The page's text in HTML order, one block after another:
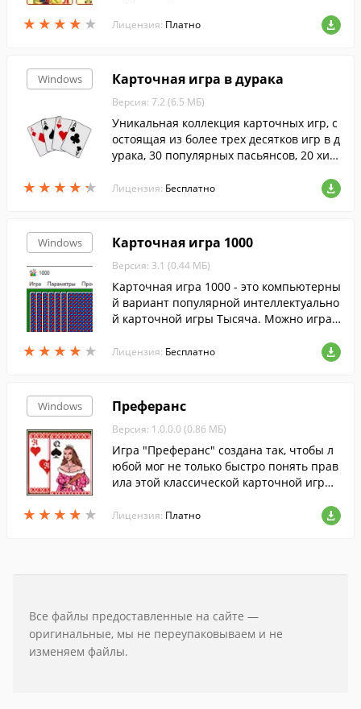
★ ★ ★ ★ ★
★ ★ ★ ★ ★
к. Исключение составляют две ситуа...
Лицензия: Платно
Windows
★ ★ ★ ★ ★
★ ★ ★ ★ ★
Карточная игра в дурака
Версия: 7.2 (6.5 МБ)
Уникальная коллекция карточных игр, с
остоящая из более трех десятков игр в д
урака, 30 популярных пасьянсов, 20 хит
ртах игр....
Лицензия: Бесплатно
Windows
★ ★ ★ ★ ★
★ ★ ★ ★ ★
Карточная игра 1000
Версия: 3.1 (0.44 МБ)
Карточная игра 1000 - это компьютерны
й вариант популярной интеллектуально
й карточной игры Тысяча. Можно играт
в качестве соперника....
Лицензия: Бесплатно
Windows
★ ★ ★ ★ ★
★ ★ ★ ★ ★
Преферанс
Версия: 1.0.0.0 (0.86 МБ)
Игра "Преферанс" создана так, чтобы л
юбой мог не только быстро понять прав
ила этой классической карточной игры,
а....
Лицензия: Платно
Все файлы предоставленные на сайте —
оригинальные, мы не переупаковываем и не
изменяем файлы.